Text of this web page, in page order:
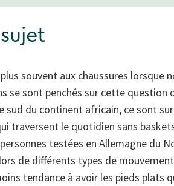
souvent aux chaussures lorsque
se sont penchés sur cette question
sud du continent africain, ce sont
traversent le quotidien sans
testées en Allemagne du
de différents types de
tendance à avoir les pieds plats